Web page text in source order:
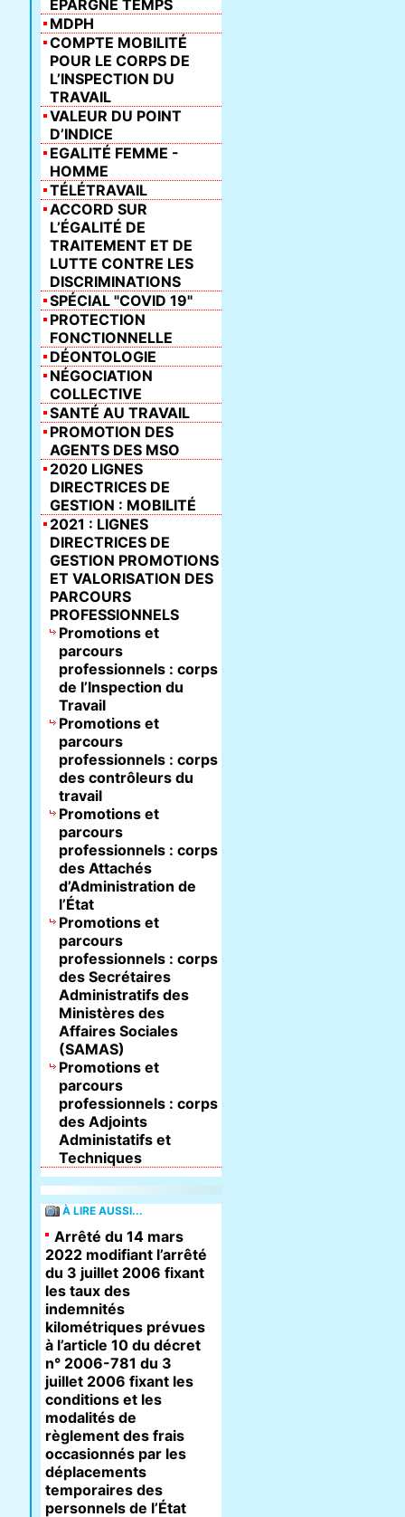
ÉPARGNE TEMPS
MDPH
COMPTE MOBILITÉ
POUR LE CORPS DE
L’INSPECTION DU
TRAVAIL
VALEUR DU POINT
D’INDICE
EGALITÉ FEMME -
HOMME
TÉLÉTRAVAIL
ACCORD SUR
L’ÉGALITÉ DE
TRAITEMENT ET DE
LUTTE CONTRE LES
DISCRIMINATIONS
SPÉCIAL "COVID 19"
PROTECTION
FONCTIONNELLE
DÉONTOLOGIE
NÉGOCIATION
COLLECTIVE
SANTÉ AU TRAVAIL
PROMOTION DES
AGENTS DES MSO
2020 LIGNES
DIRECTRICES DE
GESTION : MOBILITÉ
2021 : LIGNES
DIRECTRICES DE
GESTION PROMOTIONS
ET VALORISATION DES
PARCOURS
PROFESSIONNELS
Promotions et
parcours
professionnels : corps
de l’Inspection du
Travail
Promotions et
parcours
professionnels : corps
des contrôleurs du
travail
Promotions et
parcours
professionnels : corps
des Attachés
d’Administration de
l’État
Promotions et
parcours
professionnels : corps
des Secrétaires
Administratifs des
Ministères des
Affaires Sociales
(SAMAS)
Promotions et
parcours
professionnels : corps
des Adjoints
Administatifs et
Techniques
À LIRE AUSSI...
Arrêté du 14 mars
2022 modifiant l’arrêté
du 3 juillet 2006 fixant
les taux des
indemnités
kilométriques prévues
à l’article 10 du décret
n° 2006-781 du 3
juillet 2006 fixant les
conditions et les
modalités de
règlement des frais
occasionnés par les
déplacements
temporaires des
personnels de l’État